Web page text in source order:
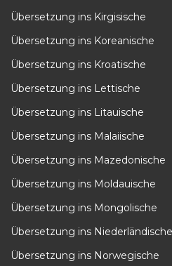
Übersetzung ins Kirgisische
Übersetzung ins Koreanische
Übersetzung ins Kroatische
Übersetzung ins Lettische
Übersetzung ins Litauische
Übersetzung ins Malaiische
Übersetzung ins Mazedonische
Übersetzung ins Moldauische
Übersetzung ins Mongolische
Übersetzung ins Niederländische
Übersetzung ins Norwegische